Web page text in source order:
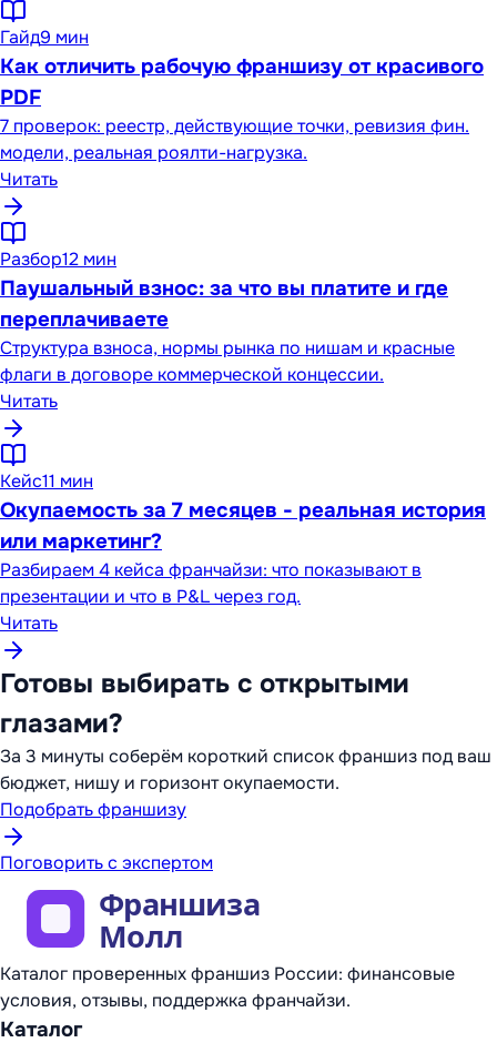
Гайд9 мин
Как отличить рабочую франшизу от красивого
PDF
7 проверок: реестр, действующие точки, ревизия фин.
модели, реальная роялти-нагрузка.
Читать
Разбор12 мин
Паушальный взнос: за что вы платите и где
переплачиваете
Структура взноса, нормы рынка по нишам и красные
флаги в договоре коммерческой концессии.
Читать
Кейс11 мин
Окупаемость за 7 месяцев - реальная история
или маркетинг?
Разбираем 4 кейса франчайзи: что показывают в
презентации и что в P&L через год.
Читать
Готовы выбирать с открытыми
глазами?
За 3 минуты соберём короткий список франшиз под ваш
бюджет, нишу и горизонт окупаемости.
Подобрать франшизу
Поговорить с экспертом
Каталог проверенных франшиз России: финансовые
условия, отзывы, поддержка франчайзи.
Каталог